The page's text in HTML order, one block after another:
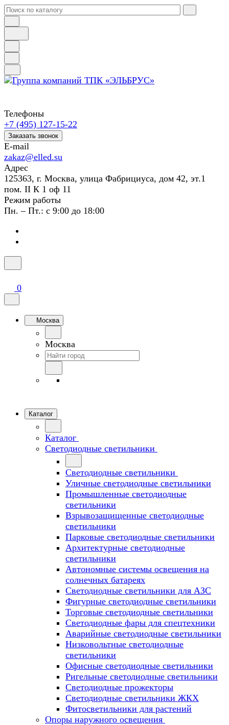
Телефоны
+7 (495) 127-15-22
Заказать звонок
E-mail
zakaz@elled.su
Адрес
125363, г. Москва, улица Фабрициуса, дом 42, эт.1
пом. II К 1 оф 11
Режим работы
Пн. – Пт.: с 9:00 до 18:00
0
Москва
Москва
Каталог
Каталог
Светодиодные светильники
Светодиодные светильники
Уличные светодиодные светильники
Промышленные светодиодные
светильники
Взрывозащищенные светодиодные
светильники
Парковые светодиодные светильники
Архитектурные светодиодные
светильники
Автономные системы освещения на
солнечных батареях
Светодиодные светильники для АЗС
Фигурные светодиодные светильники
Торговые светодиодные светильники
Cветодиодные фары для спецтехники
Аварийные светодиодные светильники
Низковольтные светодиодные
светильники
Офисные светодиодные светильники
Ригельные светодиодные светильники
Светодиодные прожекторы
Светодиодные светильники ЖКХ
Фитосветильники для растений
Опоры наружного освещения